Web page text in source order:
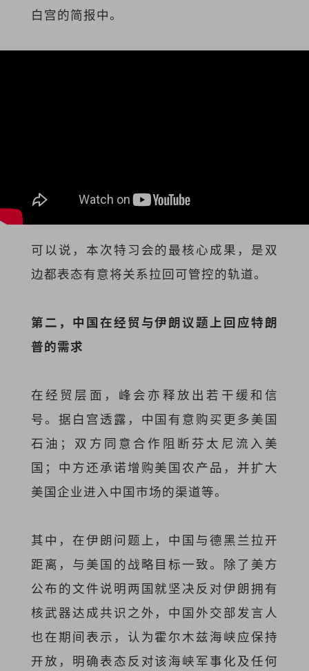
白宫的简报中。
可以说，本次特习会的最核心成果，是双
边都表态有意将关系拉回可管控的轨道。
第二，中国在经贸与伊朗议题上回应特朗
普的需求
在经贸层面，峰会亦释放出若干缓和信
号。据白宫透露，中国有意购买更多美国
石油；双方同意合作阻断芬太尼流入美
国；中方还承诺增购美国农产品，并扩大
美国企业进入中国市场的渠道等。
其中，在伊朗问题上，中国与德黑兰拉开
距离，与美国的战略目标一致。除了美方
公布的文件说明两国就坚决反对伊朗拥有
核武器达成共识之外，中国外交部发言人
也在期间表示，认为霍尔木兹海峡应保持
开放，明确表态反对该海峡军事化及任何